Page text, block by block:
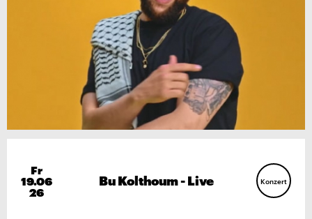
Fr
19.06
26
Bu Kolthoum - Live Konzert